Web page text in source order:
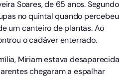
Soares, de 65 anos. Segundo
no quintal quando percebeu
um canteiro de plantas. Ao
o cadáver enterrado.
Miriam estava desaparecida
chegaram a espalhar